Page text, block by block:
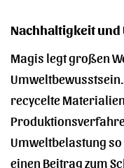
Nachhaltigkeit
Magis legt großen
recycelte
Umweltbelastung
einen Beitrag zum